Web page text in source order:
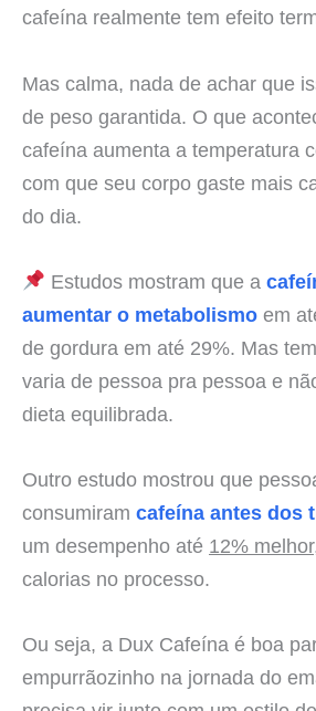
cafeína realmente tem efeito
Mas calma, nada de achar que
de peso garantida. O que
cafeína aumenta a temperatura
com que seu corpo gaste mais
do dia.
Estudos mostram que a
aumentar o metabolismo em
de gordura em até 29%. Mas
varia de pessoa pra pessoa e
dieta equilibrada.
Outro estudo mostrou que
consumiram cafeína antes dos
um desempenho até 12% melhor
calorias no processo.
Ou seja, a Dux Cafeína é boa
empurrãozinho na jornada do